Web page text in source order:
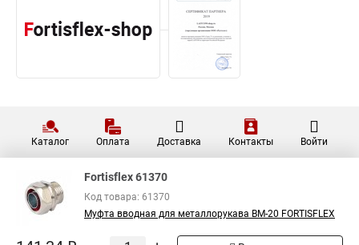
Каталог Оплата Доставка Контакты Войти
Fortisflex 61370
Код товара: 61370
Муфта вводная для металлорукава ВМ-20 FORTISFLEX